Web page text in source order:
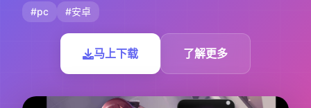
#pc #安卓
马上下载 了解更多